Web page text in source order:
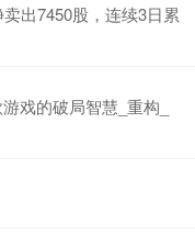
出7450股，连续3日累
戏的破局智慧_重构_